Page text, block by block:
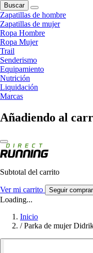
Buscar
Zapatillas de hombre
Zapatillas de mujer
Ropa Hombre
Ropa Mujer
Trail
Senderismo
Equipamiento
Nutrición
Liquidación
Marcas
Añadiendo al
Subtotal del carrito
Ver mi carrito Seguir
Loading...
Inicio
/ Parka de mujer